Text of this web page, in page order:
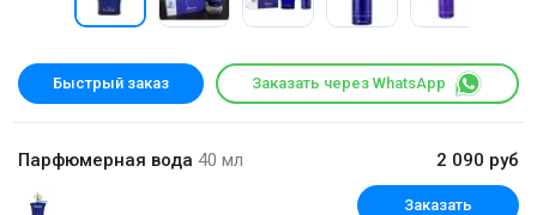
Быстрый заказ Заказать через WhatsApp
Парфюмерная вода 40 мл 2 090 руб
Заказать